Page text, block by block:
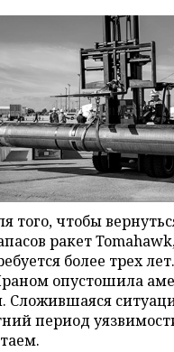
того, чтобы
ракет
более трех
опустошила
Сложившаяся
период